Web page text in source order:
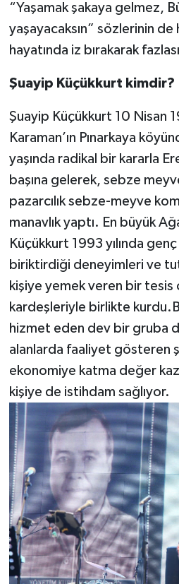
“Yaşamak şakaya gelmez,
yaşayacaksın” sözlerinin de
hayatında iz bırakarak
Şuayip Küçükkurt kimdir?
Şuayip Küçükkurt 10 Nisan
Karaman’ın Pınarkaya
yaşında radikal bir kararla
başına gelerek, sebze
pazarcılık sebze-meyve
manavlık yaptı. En büyük
Küçükkurt 1993 yılında
biriktirdiği deneyimleri ve
kişiye yemek veren bir tesis
kardeşleriyle birlikte
hizmet eden dev bir gruba
alanlarda faaliyet gösteren
ekonomiye katma değer
kişiye de istihdam sağlıyor.